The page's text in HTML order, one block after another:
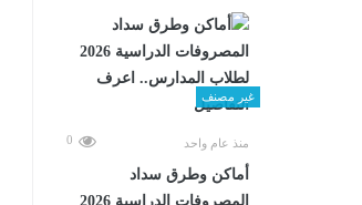
غير مصنف
منذ عام واحد 0
أماكن وطرق سداد
المصروفات الدراسية 2026